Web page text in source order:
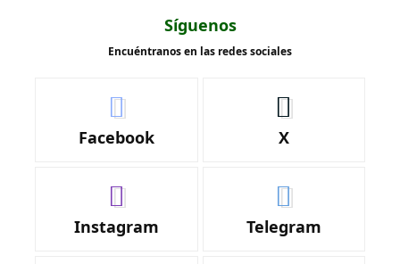
Síguenos
Encuéntranos en las redes sociales
Facebook X
Instagram Telegram